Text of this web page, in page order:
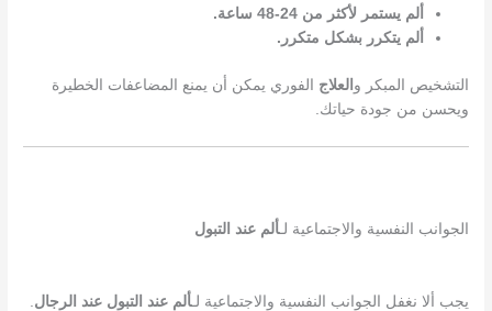
ألم يستمر لأكثر من 24-48 ساعة.
ألم يتكرر بشكل متكرر.
التشخيص المبكر و العلاج الفوري يمكن أن يمنع المضاعفات الخطيرة
ويحسن من جودة حياتك.
الجوانب النفسية والاجتماعية لـألم عند التبول
يجب ألا نغفل الجوانب النفسية والاجتماعية لـألم عند التبول عند الرجال